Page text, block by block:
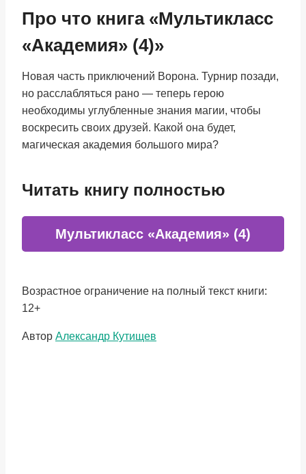
Про что книга «Мультикласс
«Академия» (4)»
Новая часть приключений Ворона. Турнир позади,
но расслабляться рано — теперь герою
необходимы углубленные знания магии, чтобы
воскресить своих друзей. Какой она будет,
магическая академия большого мира?
Читать книгу полностью
Мультикласс «Академия» (4)
Возрастное ограничение на полный текст книги:
12+
Метки
Автор Александр Кутищев